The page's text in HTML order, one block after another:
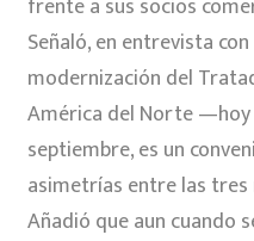
Señaló, en entrevista con
modernización del
América del Norte —hoy
septiembre, es un
asimetrías entre las tres
Añadió que aun cuando